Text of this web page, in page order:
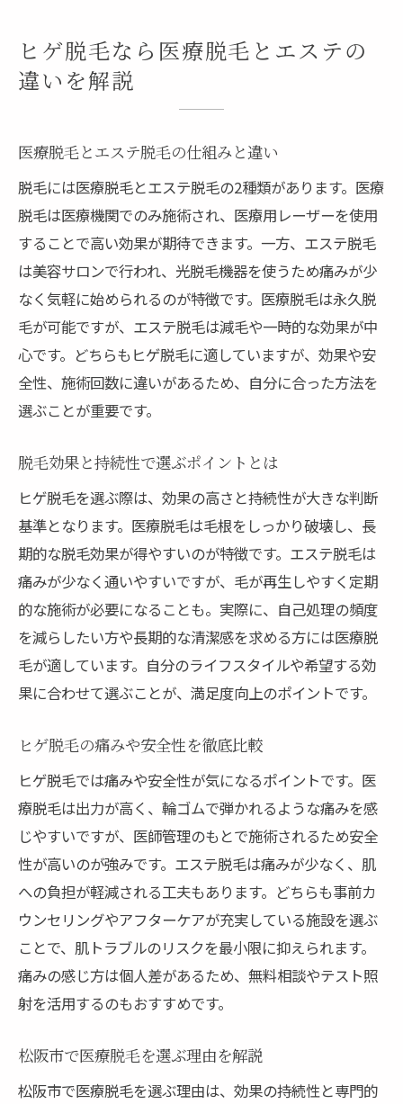
ヒゲ脱毛なら医療脱毛とエステの
違いを解説
医療脱毛とエステ脱毛の仕組みと違い
脱毛には医療脱毛とエステ脱毛の2種類があります。医療
脱毛は医療機関でのみ施術され、医療用レーザーを使用
することで高い効果が期待できます。一方、エステ脱毛
は美容サロンで行われ、光脱毛機器を使うため痛みが少
なく気軽に始められるのが特徴です。医療脱毛は永久脱
毛が可能ですが、エステ脱毛は減毛や一時的な効果が中
心です。どちらもヒゲ脱毛に適していますが、効果や安
全性、施術回数に違いがあるため、自分に合った方法を
選ぶことが重要です。
脱毛効果と持続性で選ぶポイントとは
ヒゲ脱毛を選ぶ際は、効果の高さと持続性が大きな判断
基準となります。医療脱毛は毛根をしっかり破壊し、長
期的な脱毛効果が得やすいのが特徴です。エステ脱毛は
痛みが少なく通いやすいですが、毛が再生しやすく定期
的な施術が必要になることも。実際に、自己処理の頻度
を減らしたい方や長期的な清潔感を求める方には医療脱
毛が適しています。自分のライフスタイルや希望する効
果に合わせて選ぶことが、満足度向上のポイントです。
ヒゲ脱毛の痛みや安全性を徹底比較
ヒゲ脱毛では痛みや安全性が気になるポイントです。医
療脱毛は出力が高く、輪ゴムで弾かれるような痛みを感
じやすいですが、医師管理のもとで施術されるため安全
性が高いのが強みです。エステ脱毛は痛みが少なく、肌
への負担が軽減される工夫もあります。どちらも事前カ
ウンセリングやアフターケアが充実している施設を選ぶ
ことで、肌トラブルのリスクを最小限に抑えられます。
痛みの感じ方は個人差があるため、無料相談やテスト照
射を活用するのもおすすめです。
松阪市で医療脱毛を選ぶ理由を解説
松阪市で医療脱毛を選ぶ理由は、効果の持続性と専門的